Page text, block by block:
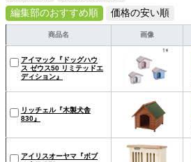
編集部のおすすめ順
価格の安い順
商品名 画像
アイマック『ドッグハウ
ス ゼウス50 リミテッドエ
ディション』
リッチェル『木製犬舎
830』
アイリスオーヤマ『ボブ